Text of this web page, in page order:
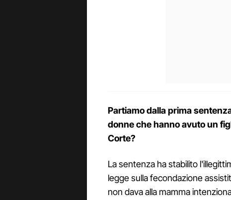
Partiamo dalla prima
donne che hanno avuto un
Corte?
La sentenza ha stabilito
legge sulla fecondazione
non dava alla mamma